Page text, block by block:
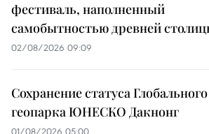
фестиваль, наполненный
самобытностью древней
02/08/2026 09:09
Сохранение статуса Глобального
геопарка ЮНЕСКО Дакнонг
01/08/2026 05:00